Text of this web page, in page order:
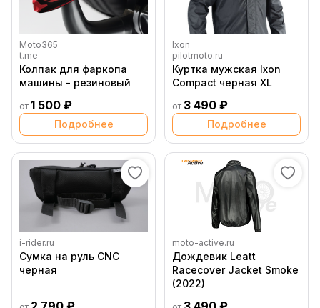
Moto365
t.me
Колпак для фаркопа
машины - резиновый
от 1 500 ₽
Подробнее
Ixon
pilotmoto.ru
Куртка мужская Ixon
Compact черная XL
от 3 490 ₽
Подробнее
i-rider.ru
Сумка на руль CNC
черная
moto-active.ru
Дождевик Leatt
Racecover Jacket Smoke
(2022)